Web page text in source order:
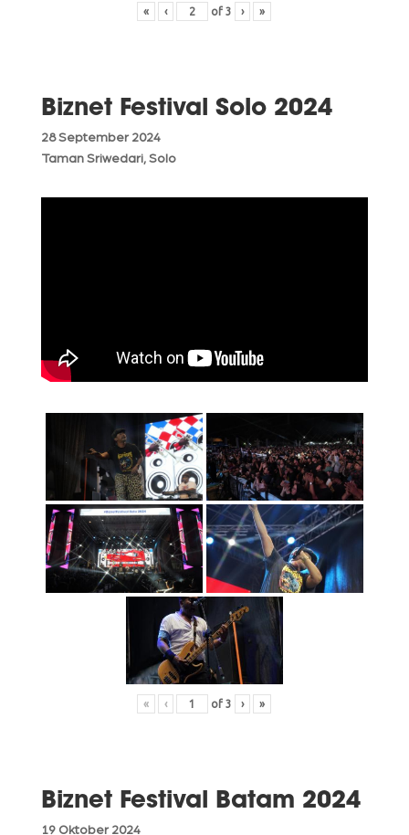
« ‹ of3 › »
Biznet Festival Solo 2024
28 September 2024
Taman Sriwedari, Solo
« ‹ of3 › »
Biznet Festival Batam 2024
19 Oktober 2024